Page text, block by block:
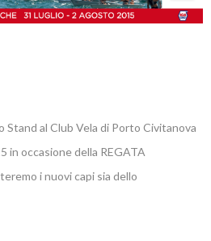
Stand al Club Vela di Porto Civitanova
in occasione della REGATA
i nuovi capi sia dello